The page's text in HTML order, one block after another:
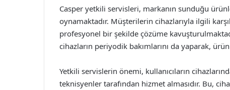
Casper yetkili servisleri, markanın sunduğu
oynamaktadır. Müşterilerin cihazlarıyla ilgili
profesyonel bir şekilde çözüme
cihazların periyodik bakımlarını da yaparak,
Yetkili servislerin önemi, kullanıcıların
teknisyenler tarafından hizmet almasıdır. Bu,